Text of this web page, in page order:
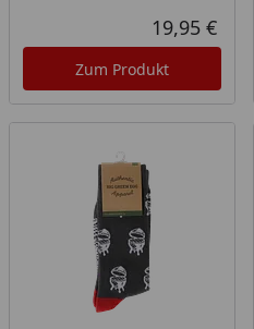
19,95 €
Zum Produkt